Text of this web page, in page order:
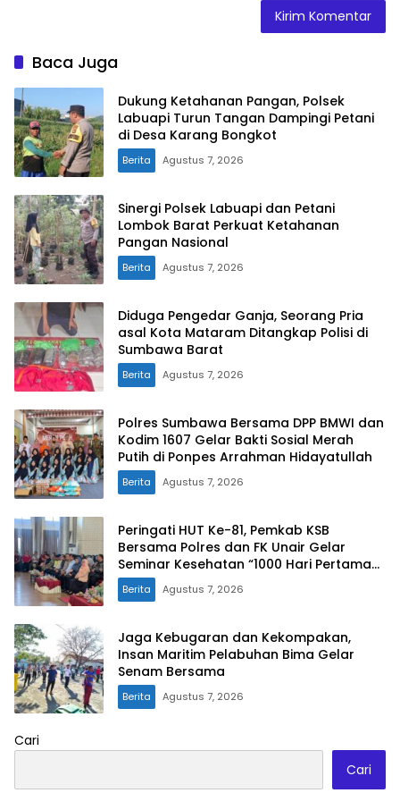
Baca Juga
Dukung Ketahanan Pangan, Polsek
Labuapi Turun Tangan Dampingi Petani
di Desa Karang Bongkot
Berita Agustus 7, 2026
Sinergi Polsek Labuapi dan Petani
Lombok Barat Perkuat Ketahanan
Pangan Nasional
Berita Agustus 7, 2026
Diduga Pengedar Ganja, Seorang Pria
asal Kota Mataram Ditangkap Polisi di
Sumbawa Barat
Berita Agustus 7, 2026
Polres Sumbawa Bersama DPP BMWI dan
Kodim 1607 Gelar Bakti Sosial Merah
Putih di Ponpes Arrahman Hidayatullah
Berita Agustus 7, 2026
Peringati HUT Ke-81, Pemkab KSB
Bersama Polres dan FK Unair Gelar
Seminar Kesehatan “1000 Hari Pertama
Kehidupan”
Berita Agustus 7, 2026
Jaga Kebugaran dan Kekompakan,
Insan Maritim Pelabuhan Bima Gelar
Senam Bersama
Berita Agustus 7, 2026
Cari
Cari